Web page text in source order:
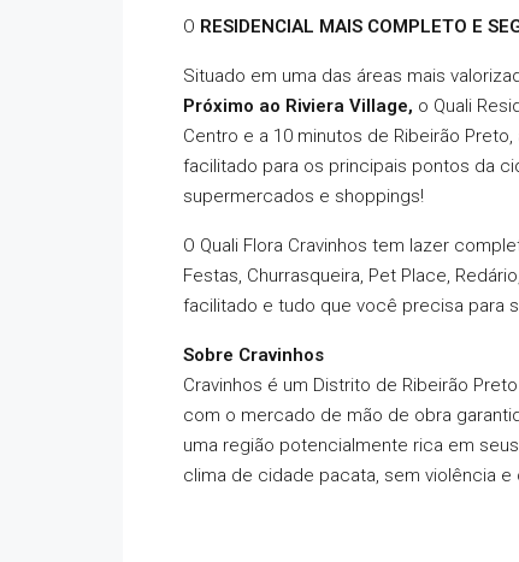
O RESIDENCIAL MAIS COMPLETO E
Situado em uma das áreas mais
Próximo ao Riviera Village, o Quali
Centro e a 10 minutos de Ribeirão
facilitado para os principais pontos da
supermercados e shoppings!
O Quali Flora Cravinhos tem lazer
Festas, Churrasqueira, Pet Place,
facilitado e tudo que você precisa para
Sobre Cravinhos
Cravinhos é um Distrito de Ribeirão
com o mercado de mão de obra
uma região potencialmente rica em
clima de cidade pacata, sem violência